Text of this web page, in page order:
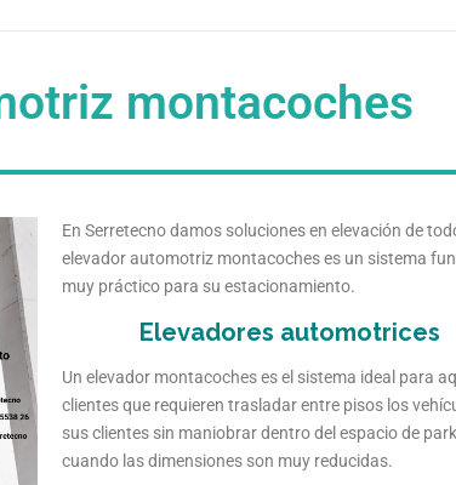
montacoches
En Serretecno damos soluciones en elevación de
elevador automotriz montacoches es un sistema
muy práctico para su estacionamiento.
Elevadores automotrices
Un elevador montacoches es el sistema ideal para
clientes que requieren trasladar entre pisos los
sus clientes sin maniobrar dentro del espacio de
cuando las dimensiones son muy reducidas.